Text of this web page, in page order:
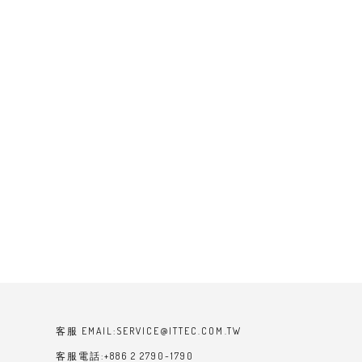
客服 EMAIL:SERVICE@ITTEC.COM.TW
客服電話:+886 2 2790-1790